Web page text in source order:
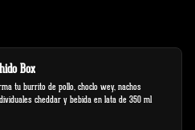
Box
tu burrito de pollo, choclo wey, nachos
cheddar y bebida en lata de 350 ml